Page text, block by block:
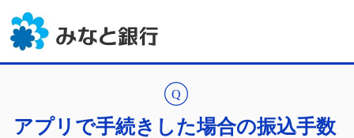
アプリで手続きした場合の振込手数